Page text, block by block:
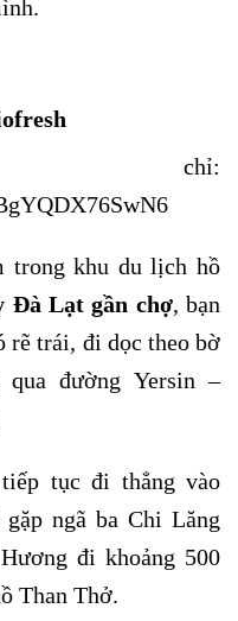
trong khu du lịch hồ
Đà Lạt gần chợ, bạn
rẽ trái, đi dọc theo bờ
đường Yersin –
tục đi thẳng vào
ngã ba Chi Lăng
đi khoảng 500
Than Thở.